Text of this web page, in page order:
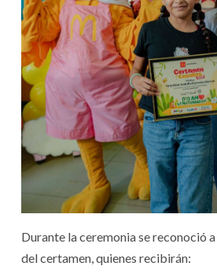
Durante la ceremonia se reconoció
del certamen, quienes recibirán: